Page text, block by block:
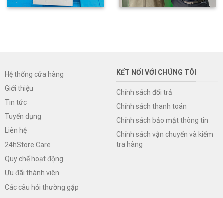
Hệ thống cửa hàng
Giới thiệu
Tin tức
Tuyển dụng
Liên hệ
24hStore Care
Quy chế hoạt động
Ưu đãi thành viên
Các câu hỏi thường gặp
KẾT NỐI VỚI CHÚNG TÔI
Chính sách đổi trả
Chính sách thanh toán
Chính sách bảo mật thông tin
Chính sách vận chuyển và kiểm
tra hàng